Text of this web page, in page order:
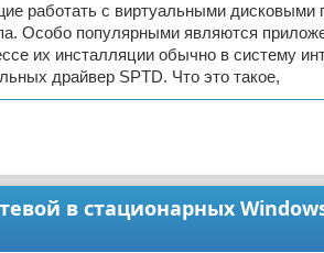
работать с виртуальными дисковыми
Особо популярными являются
их инсталляции обычно в систему
драйвер SPTD. Что это такое,
в стационарных